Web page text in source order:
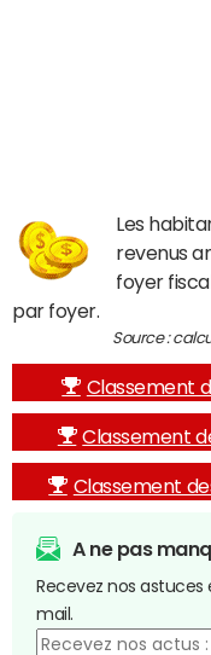
Les
revenus
foyer
par foyer.
Source :
Classement
Classement
Classement
A ne pas
Recevez nos
mail.